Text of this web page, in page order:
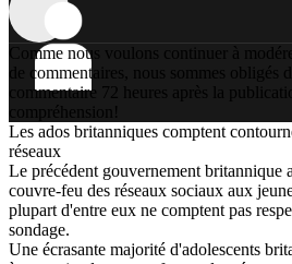
Comme nous voulons continuer à
de commentaires, nous sommes obligés
commentaire 72 heures après la
compréhension!
Les ados britanniques comptent
réseaux
Le précédent gouvernement britannique
couvre-feu des réseaux sociaux aux
plupart d'entre eux ne comptent pas
sondage.
Une écrasante majorité d'adolescents